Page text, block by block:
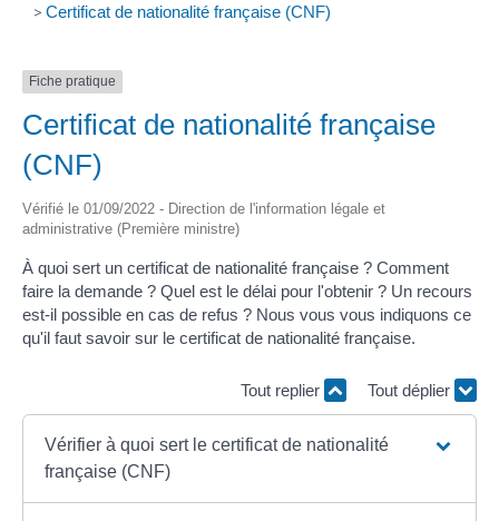
> Certificat de nationalité française (CNF)
Fiche pratique
Certificat de nationalité française
(CNF)
Vérifié le 01/09/2022 - Direction de l'information légale et
administrative (Première ministre)
À quoi sert un certificat de nationalité française ? Comment
faire la demande ? Quel est le délai pour l'obtenir ? Un recours
est-il possible en cas de refus ? Nous vous vous indiquons ce
qu'il faut savoir sur le certificat de nationalité française.
Tout replier Tout déplier
Vérifier à quoi sert le certificat de nationalité
française (CNF)